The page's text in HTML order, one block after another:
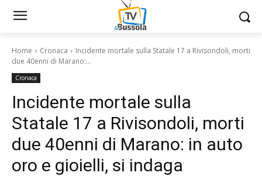
Home Cronaca
Incidente mortale sulla Statale 17 a Rivisondoli, morti
due 40enni di Marano:...
Cronaca
Incidente mortale sulla
Statale 17 a Rivisondoli, morti
due 40enni di Marano: in auto
oro e gioielli, si indaga